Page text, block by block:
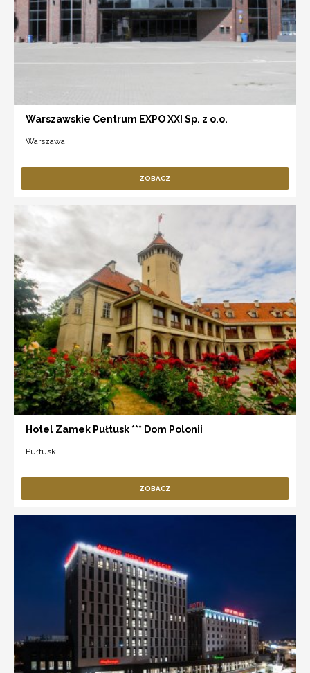
Warszawskie Centrum EXPO XXI Sp. z o.o.
Warszawa
ZOBACZ
Hotel Zamek Pułtusk *** Dom Polonii
Pułtusk
ZOBACZ